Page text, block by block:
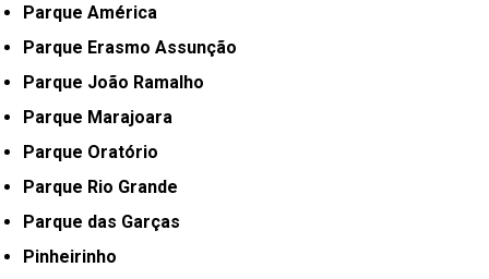
Parque América
Parque Erasmo Assunção
Parque João Ramalho
Parque Marajoara
Parque Oratório
Parque Rio Grande
Parque das Garças
Pinheirinho